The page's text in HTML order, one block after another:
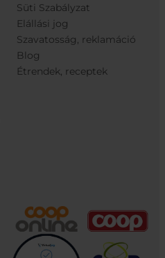
Süti Szabályzat
Elállási jog
Szavatosság, reklamáció
Blog
Étrendek, receptek